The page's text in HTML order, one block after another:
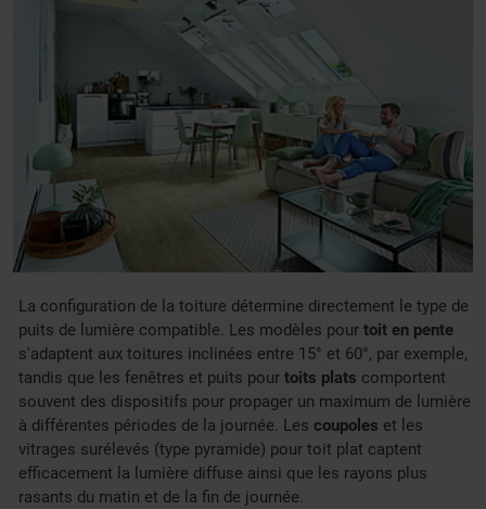
La configuration de la toiture détermine directement le type de
puits de lumière compatible. Les modèles pour toit en pente
s'adaptent aux toitures inclinées entre 15° et 60°, par exemple,
tandis que les fenêtres et puits pour toits plats comportent
souvent des dispositifs pour propager un maximum de lumière
à différentes périodes de la journée. Les coupoles et les
vitrages surélevés (type pyramide) pour toit plat captent
efficacement la lumière diffuse ainsi que les rayons plus
rasants du matin et de la fin de journée.